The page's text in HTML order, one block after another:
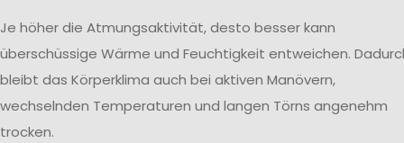
Je höher die Atmungsaktivität, desto besser kann
überschüssige Wärme und Feuchtigkeit entweichen.
bleibt das Körperklima auch bei aktiven Manövern,
wechselnden Temperaturen und langen Törns angenehm
trocken.